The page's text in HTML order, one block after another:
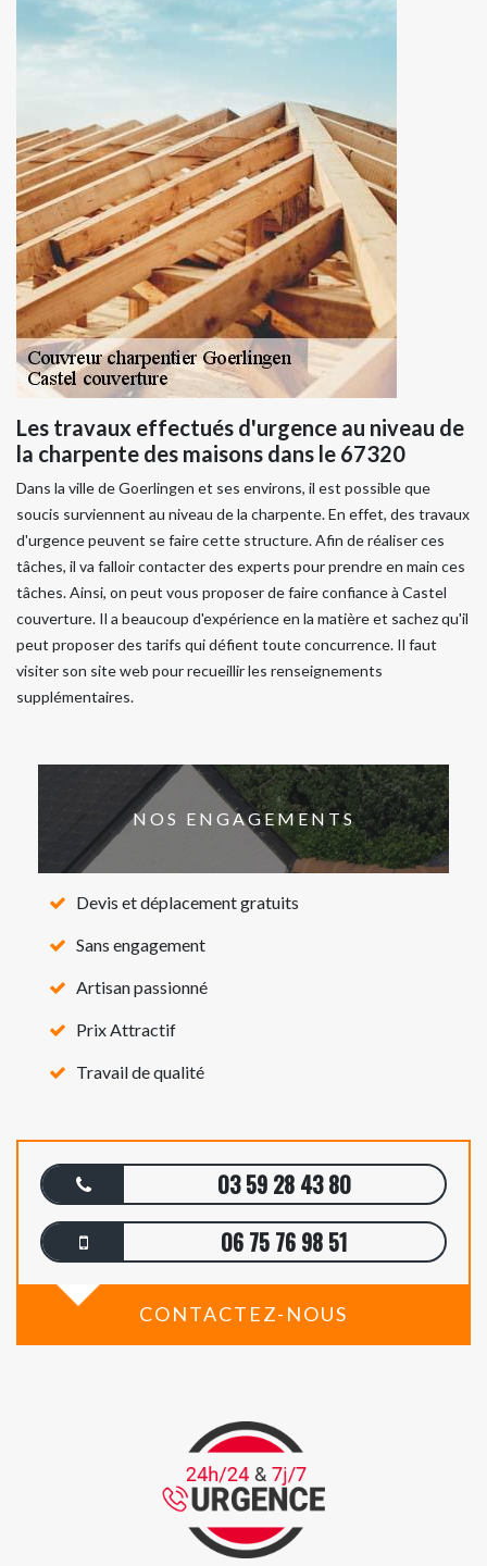
Les travaux effectués d'urgence au niveau de
la charpente des maisons dans le 67320
Dans la ville de Goerlingen et ses environs, il est possible que
soucis surviennent au niveau de la charpente. En effet, des travaux
d'urgence peuvent se faire cette structure. Afin de réaliser ces
tâches, il va falloir contacter des experts pour prendre en main ces
tâches. Ainsi, on peut vous proposer de faire confiance à Castel
couverture. Il a beaucoup d'expérience en la matière et sachez qu'il
peut proposer des tarifs qui défient toute concurrence. Il faut
visiter son site web pour recueillir les renseignements
supplémentaires.
NOS ENGAGEMENTS
Devis et déplacement gratuits
Sans engagement
Artisan passionné
Prix Attractif
Travail de qualité
03 59 28 43 80
06 75 76 98 51
CONTACTEZ-NOUS